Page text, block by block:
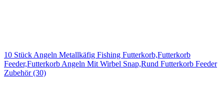
10 Stück Angeln Metallkäfig Fishing Futterkorb,Futterkorb
Feeder,Futterkorb Angeln Mit Wirbel Snap,Rund Futterkorb Feeder
Zubehör (30)